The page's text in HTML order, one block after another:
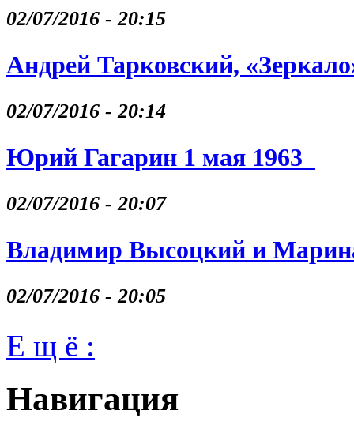
02/07/2016 - 20:15
Андрей Тарковский,
02/07/2016 - 20:14
Юрий Гагарин 1 мая 1963
02/07/2016 - 20:07
Владимир Высоцкий и
02/07/2016 - 20:05
Е щ ё :
Навигация